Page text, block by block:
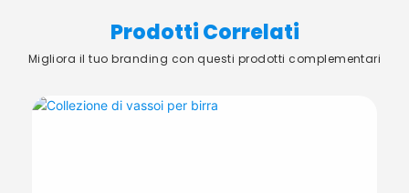
Prodotti Correlati
Migliora il tuo branding con questi prodotti complementari